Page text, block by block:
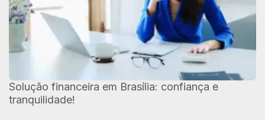
Solução financeira em Brasília: confiança e
tranquilidade!